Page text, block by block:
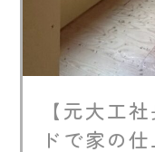
【元大工
ドで家の